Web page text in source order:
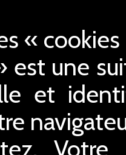
«
est une
et
Votre